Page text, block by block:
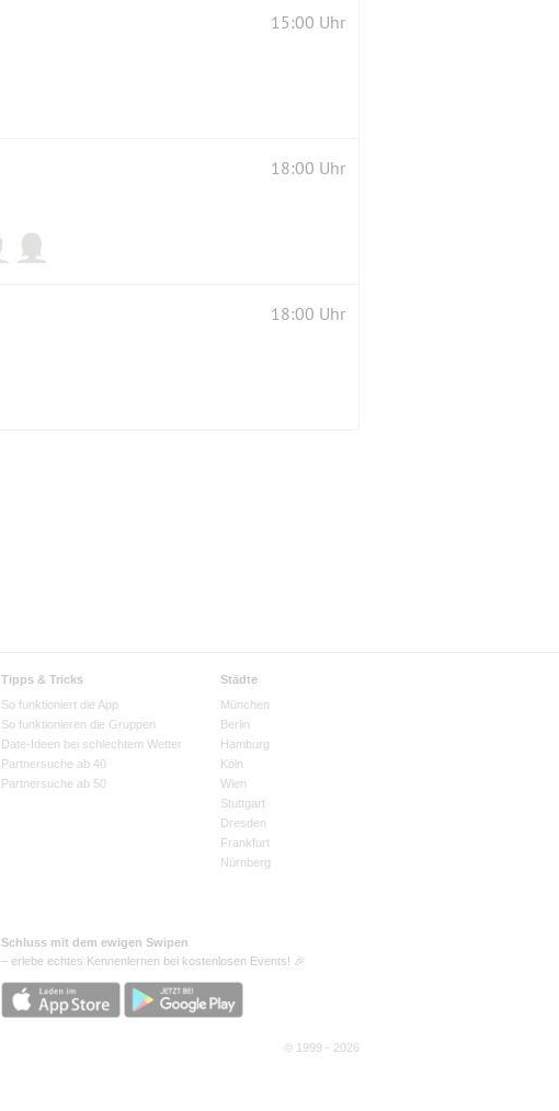
15:00 Uhr
18:00 Uhr
18:00 Uhr
Tipps & Tricks
So funktioniert die App
So funktionieren die Gruppen
Date-Ideen bei schlechtem Wetter
Partnersuche ab 40
Partnersuche ab 50
Städte
München
Berlin
Hamburg
Köln
Wien
Stuttgart
Dresden
Frankfurt
Nürnberg
Schluss mit dem ewigen Swipen
– erlebe echtes Kennenlernen bei kostenlosen Events! 🎉
© 1999 - 2026